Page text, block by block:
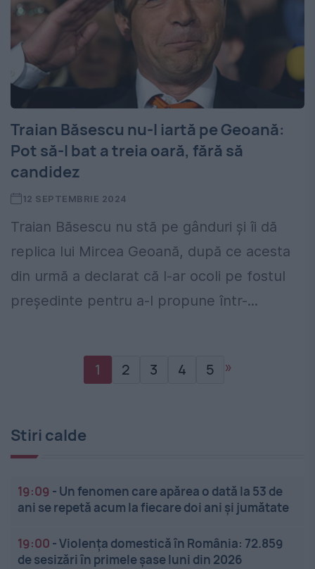
Traian Băsescu nu-l iartă pe Geoană:
Pot să-l bat a treia oară, fără să
candidez
12 SEPTEMBRIE 2024
Traian Băsescu nu stă pe gânduri și îi dă
replica lui Mircea Geoană, după ce acesta
din urmă a declarat că l-ar ocoli pe fostul
președinte pentru a-l propune într-...
1 2 3 4 5 »
Stiri calde
19:09 - Un fenomen care apărea o dată la 53 de
ani se repetă acum la fiecare doi ani și jumătate
19:00 -Violența domestică în România: 72.859
de sesizări în primele șase luni din 2026